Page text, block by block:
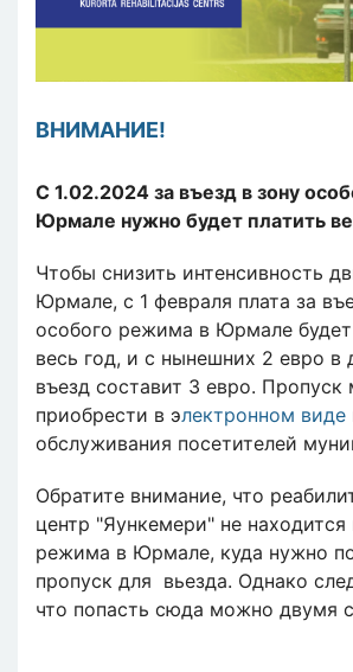
ВНИМАНИЕ!
С 1.02.2024 за въезд в зону
Юрмале нужно будет платить
Чтобы снизить интенсивность
Юрмале, с 1 февраля плата за
особого режима в Юрмале будет
весь год, и с нынешних 2 евро в
въезд составит 3 евро.
приобрести в электронном виде
обслуживания посетителей
Обратите внимание, что
центр "Яункемери" не находится
режима в Юрмале, куда нужно
пропуск для вьезда. Однако
что попасть сюда можно двумя